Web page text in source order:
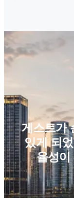
게스트가
있게 되
율성이